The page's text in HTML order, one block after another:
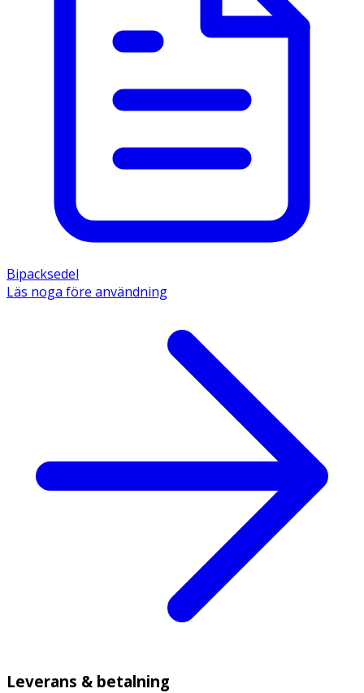
Bipacksedel
Läs noga före användning
Leverans & betalning